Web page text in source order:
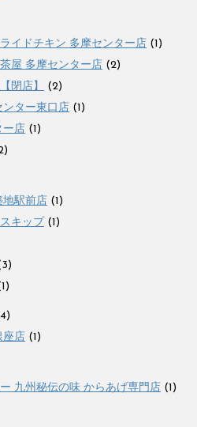
イドチキン 多摩センター店 (1)
屋 多摩センター店 (2)
閉店】
(2)
ター東口店 (1)
ー店 (1)
駅前店 (1)
キップ (1)
座店 (1)
九州秘伝の味 からあげ専門店 (1)